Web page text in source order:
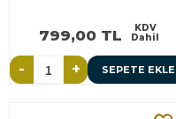
799,00 TL
KDV
Dahil
- + SEPETE EKLE